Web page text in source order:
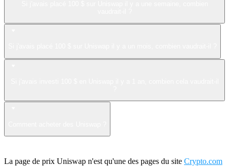
La page de prix Uniswap n'est qu'une des pages du site Crypto.com